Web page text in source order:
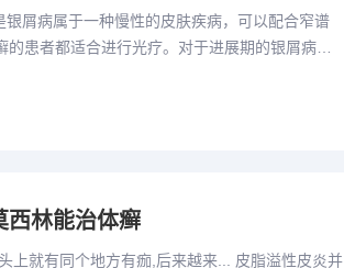
屑病属于一种慢性的皮肤疾病，可以配合窄谱
患者都适合进行光疗。对于进展期的银屑病，
西林能治体癣
上就有同个地方有痂,后来越来... 皮脂溢性皮炎并